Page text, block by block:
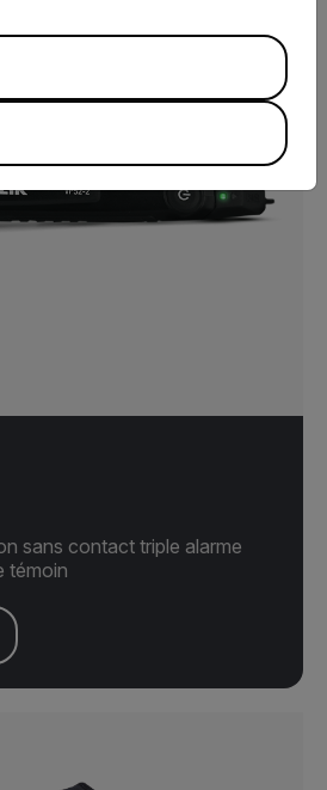
sans contact triple alarme
témoin